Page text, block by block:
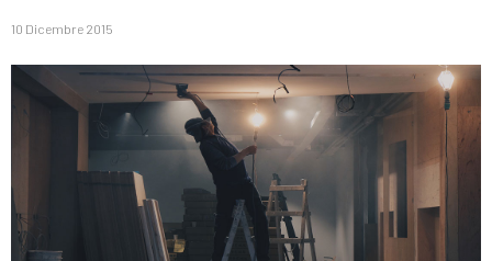
10 Dicembre 2015